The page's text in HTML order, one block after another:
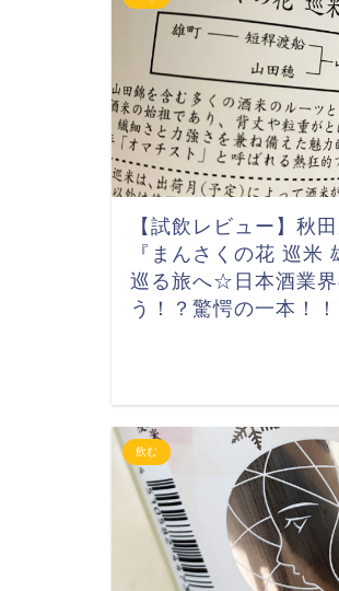
【試飲レビュー】秋
『まんさくの花 巡米
巡る旅へ☆日本酒業界
う！？驚愕の一本！！
飲む